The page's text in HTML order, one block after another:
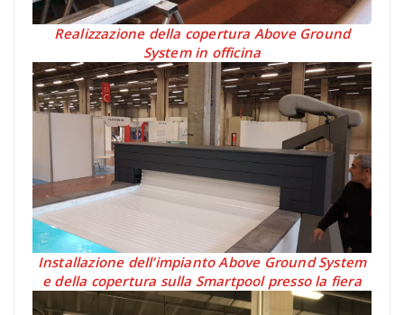
Realizzazione della copertura Above Ground
System in officina
Installazione dell’impianto Above Ground System
e della copertura sulla Smartpool presso la fiera